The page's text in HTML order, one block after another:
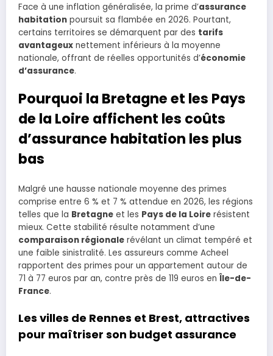
Face à une inflation généralisée, la prime d’assurance
habitation poursuit sa flambée en 2026. Pourtant,
certains territoires se démarquent par des tarifs
avantageux nettement inférieurs à la moyenne
nationale, offrant de réelles opportunités d’économie
d’assurance.
Pourquoi la Bretagne et les Pays
de la Loire affichent les coûts
d’assurance habitation les plus
bas
Malgré une hausse nationale moyenne des primes
comprise entre 6 % et 7 % attendue en 2026, les régions
telles que la Bretagne et les Pays de la Loire résistent
mieux. Cette stabilité résulte notamment d’une
comparaison régionale révélant un climat tempéré et
une faible sinistralité. Les assureurs comme Acheel
rapportent des primes pour un appartement autour de
71 à 77 euros par an, contre près de 119 euros en Île-de-
France.
Les villes de Rennes et Brest, attractives
pour maîtriser son budget assurance